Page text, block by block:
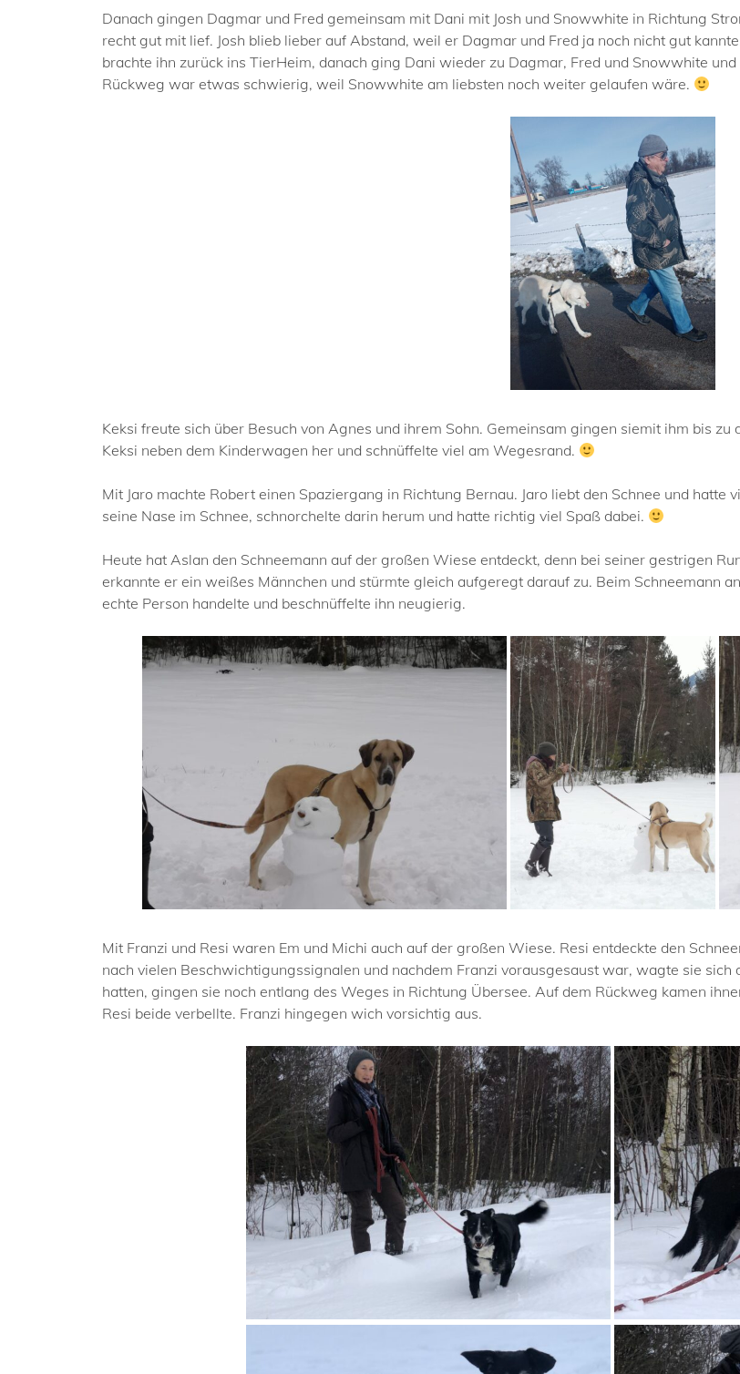
Danach gingen Dagmar und Fred gemeinsam mit Dani mit Josh und Snowwhite in Richtung
recht gut mit lief. Josh blieb lieber auf Abstand, weil er Dagmar und Fred ja noch nicht gut
brachte ihn zurück ins TierHeim, danach ging Dani wieder zu Dagmar, Fred und Snowwhite
Rückweg war etwas schwierig, weil Snowwhite am liebsten noch weiter gelaufen wäre.
Keksi freute sich über Besuch von Agnes und ihrem Sohn. Gemeinsam gingen siemit ihm bis
Keksi neben dem Kinderwagen her und schnüffelte viel am Wegesrand.
Mit Jaro machte Robert einen Spaziergang in Richtung Bernau. Jaro liebt den Schnee und
seine Nase im Schnee, schnorchelte darin herum und hatte richtig viel Spaß dabei.
Heute hat Aslan den Schneemann auf der großen Wiese entdeckt, denn bei seiner gestrigen
erkannte er ein weißes Männchen und stürmte gleich aufgeregt darauf zu. Beim Schneemann
echte Person handelte und beschnüffelte ihn neugierig.
Mit Franzi und Resi waren Em und Michi auch auf der großen Wiese. Resi entdeckte den
nach vielen Beschwichtigungssignalen und nachdem Franzi vorausgesaust war, wagte sie
hatten, gingen sie noch entlang des Weges in Richtung Übersee. Auf dem Rückweg kamen
Resi beide verbellte. Franzi hingegen wich vorsichtig aus.